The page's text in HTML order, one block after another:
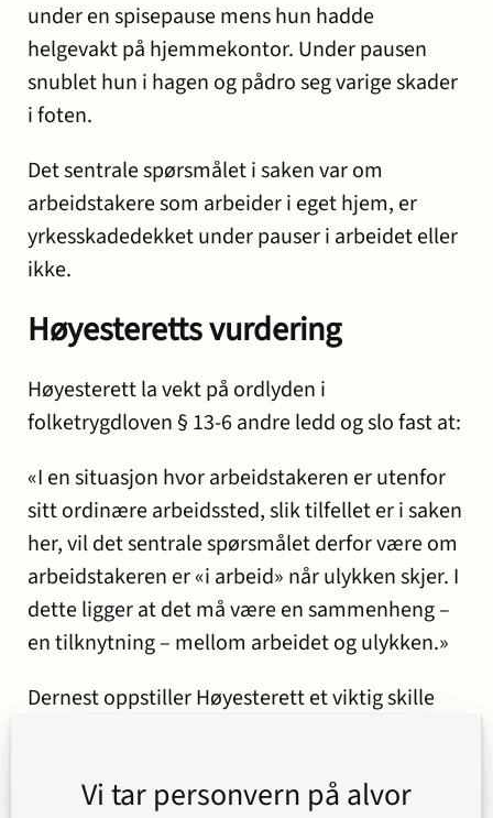
under en spisepause mens hun hadde
helgevakt på hjemmekontor. Under pausen
snublet hun i hagen og pådro seg varige skader
i foten.
Det sentrale spørsmålet i saken var om
arbeidstakere som arbeider i eget hjem, er
yrkesskadedekket under pauser i arbeidet eller
ikke.
Høyesteretts vurdering
Høyesterett la vekt på ordlyden i
folketrygdloven § 13-6 andre ledd og slo fast at:
«I en situasjon hvor arbeidstakeren er utenfor
sitt ordinære arbeidssted, slik tilfellet er i saken
her, vil det sentrale spørsmålet derfor være om
arbeidstakeren er «i arbeid» når ulykken skjer. I
dette ligger at det må være en sammenheng –
en tilknytning – mellom arbeidet og ulykken.»
Dernest oppstiller Høyesterett et viktig skille
Vi tar personvern på alvor